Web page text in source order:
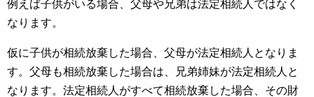
例えば子供がいる場合、父母や兄弟は法定相続人ではなく
なります。
仮に子供が相続放棄した場合、父母が法定相続人となりま
す。父母も相続放棄した場合は、兄弟姉妹が法定相続人と
なります。法定相続人がすべて相続放棄した場合、その財